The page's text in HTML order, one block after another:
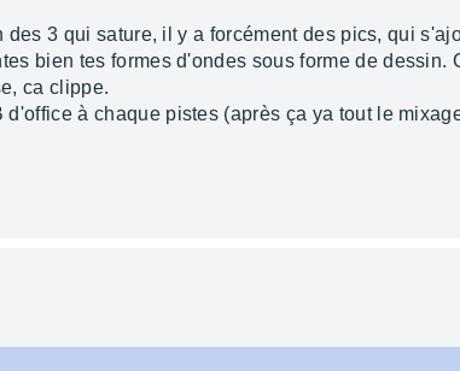
3 qui sature, il y a forcément des pics, qui
bien tes formes d'ondes sous forme de
ca clippe.
à chaque pistes (après ça ya tout le